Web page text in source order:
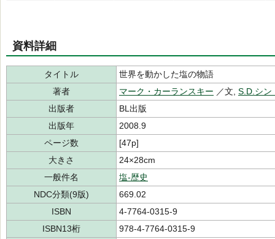
資料詳細
タイトル
世界を動かした塩の物語
著者
マーク・カーランスキー ／文, S.D.シン
出版者
BL出版
出版年
2008.9
ページ数
[47p]
大きさ
24×28cm
一般件名
塩-歴史
NDC分類(9版)
669.02
ISBN
4-7764-0315-9
ISBN13桁
978-4-7764-0315-9